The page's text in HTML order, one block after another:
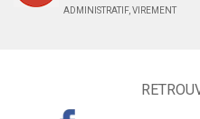
ADMINISTRATIF, VIREMENT